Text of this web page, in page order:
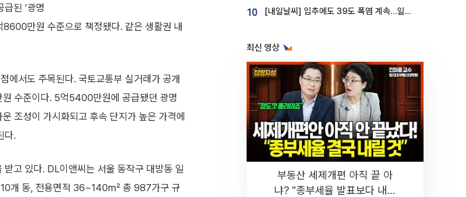
된 ‘광명
8600만원 수준으로 책정됐다. 같은 생활권 내
에서도 주목된다. 국토교통부 실거래가 공개
수준이다. 5억5400만원에 공급됐던 광명
조성이 가시화되고 후속 단지가 높은 가격에
다.
고 있다. DL이앤씨는 서울 동작구 대방동 일
10개 동, 전용면적 36~140㎡ 총 987가구 규
10 [내일날씨] 입추에도 39도 폭염 계속…일부 지역 소나기
최신 영상
부동산 세제개편 아직 끝 아
냐? "종부세율 발표보다 내릴